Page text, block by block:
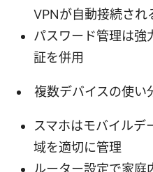
VPNが自動接続され
パスワード管理は強
証を併用
複数デバイスの使い
スマホはモバイルデ
域を適切に管理
ルーター設定で家庭